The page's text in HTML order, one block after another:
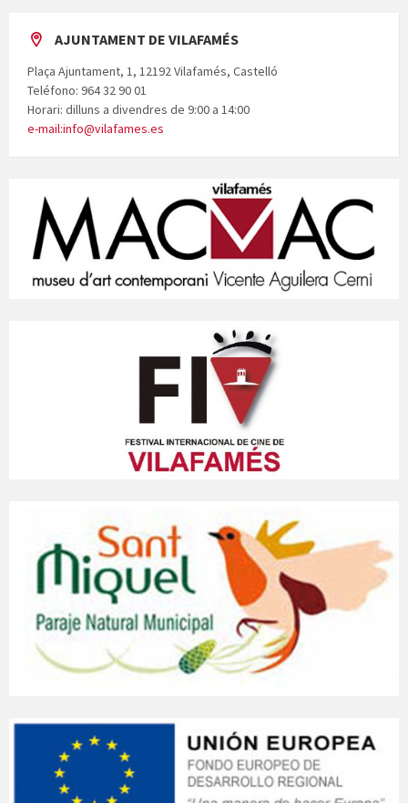
AJUNTAMENT DE VILAFAMÉS
Plaça Ajuntament, 1, 12192 Vilafamés, Castelló
Teléfono: 964 32 90 01
Horari: dilluns a divendres de 9:00 a 14:00
e-mail:info@vilafames.es